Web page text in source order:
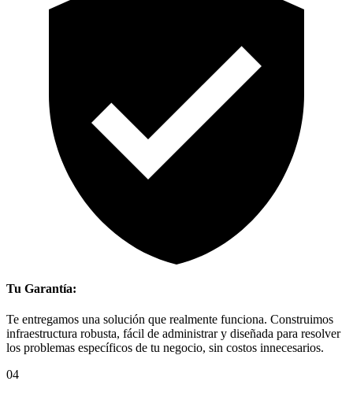
Tu Garantía:
Te entregamos una solución que realmente funciona. Construimos
infraestructura robusta, fácil de administrar y diseñada para resolver
los problemas específicos de tu negocio, sin costos innecesarios.
04